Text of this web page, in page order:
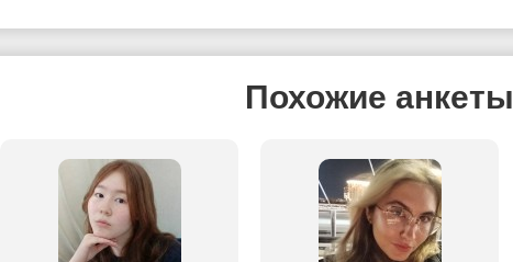
Похожие анкеты